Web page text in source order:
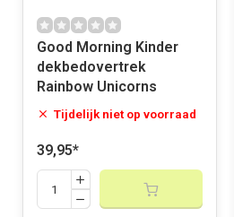
Good Morning Kinder
dekbedovertrek
Rainbow Unicorns
Tijdelijk niet op voorraad
39,95*